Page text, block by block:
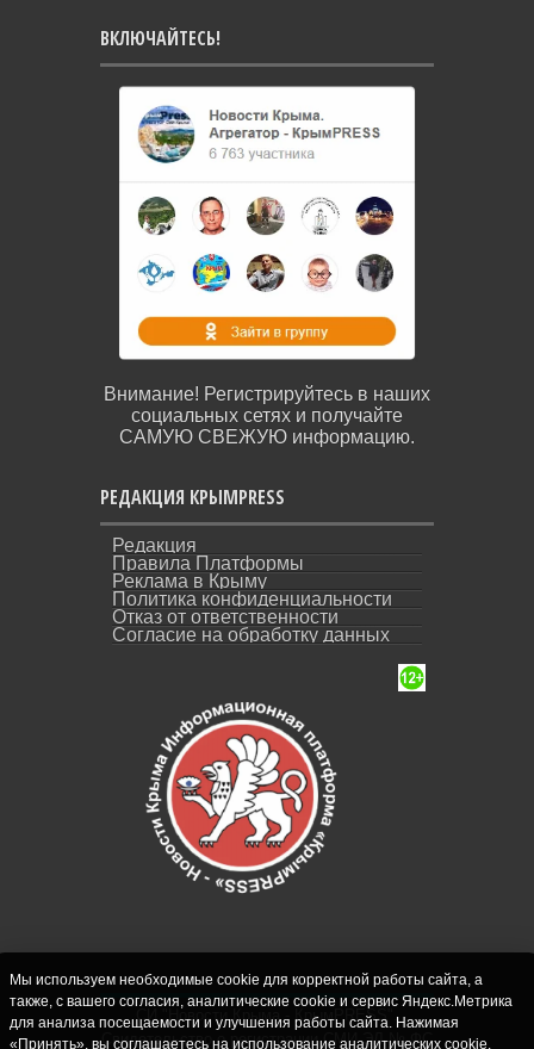
ВКЛЮЧАЙТЕСЬ!
Внимание! Регистрируйтесь в наших
социальных сетях и получайте
САМУЮ СВЕЖУЮ информацию.
РЕДАКЦИЯ КРЫМPRESS
Редакция
Правила Платформы
Реклама в Крыму
Политика конфиденциальности
Отказ от ответственности
Согласие на обработку данных
СИ "Новости Крыма - КрымPRESS".
Свидетельство о регистрации СМИ ЭЛ № ФС
Мы используем необходимые cookie для корректной работы сайта, а
также, с вашего согласия, аналитические cookie и сервис Яндекс.Метрика
для анализа посещаемости и улучшения работы сайта. Нажимая
«Принять», вы соглашаетесь на использование аналитических cookie.